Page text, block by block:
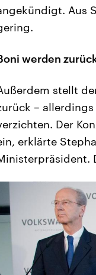
Aus
werden
stellt
–
Der
erklärte